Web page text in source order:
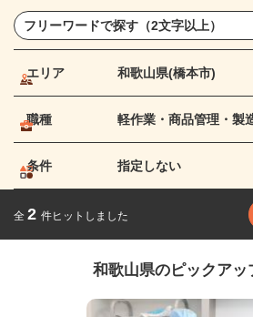
エリア 和歌山県(橋本市)
職種 軽作業・商品管理・製
条件 指定しない
全 2 件ヒットしました
和歌山県のピックアッ